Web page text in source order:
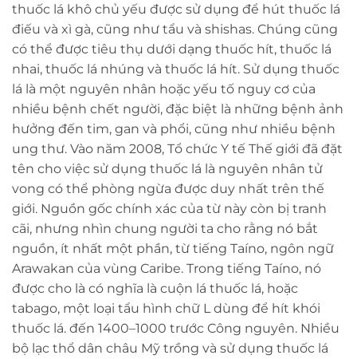
thuốc lá khô chủ yếu được sử dụng để hút thuốc lá
điếu và xì gà, cũng như tẩu và shishas. Chúng cũng
có thể được tiêu thụ dưới dạng thuốc hít, thuốc lá
nhai, thuốc lá nhúng và thuốc lá hít. Sử dụng thuốc
lá là một nguyên nhân hoặc yếu tố nguy cơ của
nhiều bệnh chết người, đặc biệt là những bệnh ảnh
hưởng đến tim, gan và phổi, cũng như nhiều bệnh
ung thư. Vào năm 2008, Tổ chức Y tế Thế giới đã đặt
tên cho việc sử dụng thuốc lá là nguyên nhân tử
vong có thể phòng ngừa được duy nhất trên thế
giới. Nguồn gốc chính xác của từ này còn bị tranh
cãi, nhưng nhìn chung người ta cho rằng nó bắt
nguồn, ít nhất một phần, từ tiếng Taíno, ngôn ngữ
Arawakan của vùng Caribe. Trong tiếng Taíno, nó
được cho là có nghĩa là cuộn lá thuốc lá, hoặc
tabago, một loại tẩu hình chữ L dùng để hít khói
thuốc lá. đến 1400–1000 trước Công nguyên. Nhiều
bộ lạc thổ dân châu Mỹ trồng và sử dụng thuốc lá